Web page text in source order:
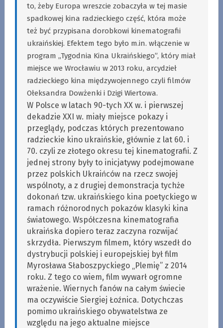
to, żeby Europa wreszcie zobaczyła w tej masie
spadkowej kina radzieckiego część, która może
też być przypisana dorobkowi kinematografii
ukraińskiej. Efektem tego było m.in. włączenie w
program „Tygodnia Kina Ukraińskiego”, który miał
miejsce we Wrocławiu w 2013 roku, arcydzieł
radzieckiego kina międzywojennego czyli filmów
Ołeksandra Dowżenki i Dzigi Wiertowa.
W Polsce w latach 90-tych XX w. i pierwszej
dekadzie XXI w. miały miejsce pokazy i
przeglądy, podczas których prezentowano
radzieckie kino ukraińskie, głównie z lat 60. i
70. czyli ze złotego okresu tej kinematografii. Z
jednej strony były to inicjatywy podejmowane
przez polskich Ukraińców na rzecz swojej
wspólnoty, a z drugiej demonstracja tychże
dokonań tzw. ukraińskiego kina poetyckiego w
ramach różnorodnych pokazów klasyki kina
światowego. Współczesna kinematografia
ukraińska dopiero teraz zaczyna rozwijać
skrzydła. Pierwszym filmem, który wszedł do
dystrybucji polskiej i europejskiej był film
Myrosława Słaboszpyckiego „Plemię” z 2014
roku. Z tego co wiem, film wywarł ogromne
wrażenie. Wiernych fanów na całym świecie
ma oczywiście Siergiej Łoźnica. Dotychczas
pomimo ukraińskiego obywatelstwa ze
względu na jego aktualne miejsce